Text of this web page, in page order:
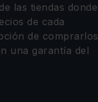
las tiendas donde
de cada
de comprarlos
una garantía del